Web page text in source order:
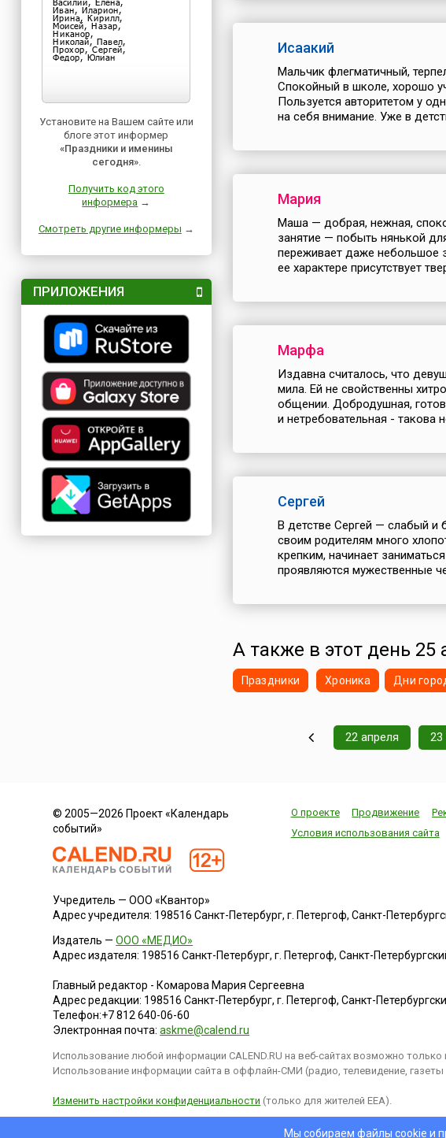
Установите на Вашем сайте или
блоге этот информер
«Праздники и именины
сегодня».
Получить код этого
информера →
Смотреть другие информеры →
ПРИЛОЖЕНИЯ
Исаакий
Мальчик флегматичный,
Спокойный в школе, хорошо
Пользуется авторитетом у
на себя внимание. Уже в
Мария
Маша — добрая, нежная,
занятие — побыть нянькой
переживает даже небольшое
ее характере присутствует
Марфа
Издавна считалось, что
мила. Ей не свойственны
общении. Добродушная,
и нетребовательная - такова
Сергей
В детстве Сергей — слабый
своим родителям много
крепким, начинает
проявляются мужественные
А также в этот день 25
Праздники Хроника Дни
22 апреля 23
© 2005—2026 Проект «Календарь
событий»
О проекте Продвижение
Условия использования сайта
Учредитель — ООО «Квантор»
Адрес учредителя: 198516 Санкт-Петербург, г. Петергоф, Санкт-
Издатель —ООО «МЕДИО»
Адрес издателя: 198516 Санкт-Петербург, г. Петергоф, Санкт-
Главный редактор - Комарова Мария Сергеевна
Адрес редакции: 198516 Санкт-Петербург, г. Петергоф,Санкт-
Телефон:+7 812 640-06-60
Электронная почта:askme@calend.ru
Использование любой информации CALEND.RU на веб-сайтах возможно
Использование информации сайта в оффлайн-СМИ (радио, телевидение, газеты
Изменить настройки конфиденциальности (только для жителей EEA).
Мы собираем файлы cookie и